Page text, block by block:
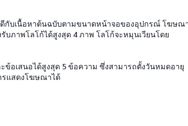
กับเนื้อหาต้นฉบับตามขนาดหน้าจอของอุปกรณ์ โฆษณ
ภาพโลโก้ได้สูงสุด 4 ภาพ โลโก้จะหมุนเวียนโดย
อเสนอได้สูงสุด 5 ข้อความ ซึ่งสามารถตั้งวันหมดอายุ
รแสดงโฆษณาได้